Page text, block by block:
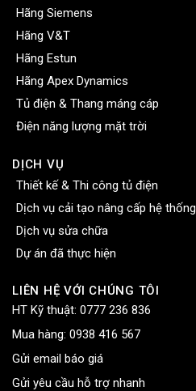
Hãng Siemens
Hãng V&T
Hãng Estun
Hãng Apex Dynamics
Tủ điện & Thang máng cáp
Điện năng lượng mặt trời
DỊCH VỤ
Thiết kế & Thi công tủ điện
Dịch vụ cải tạo nâng cấp hệ thống
Dịch vụ sửa chữa
Dự án đã thực hiện
LIÊN HỆ VỚI CHÚNG TÔI
HT Kỹ thuật: 0777 236 836
Mua hàng: 0938 416 567
Gửi email báo giá
Gửi yêu cầu hỗ trợ nhanh